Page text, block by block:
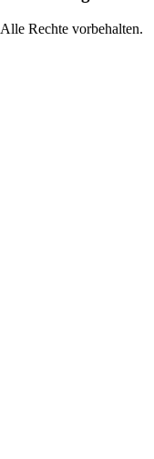
Rechte vorbehalten.